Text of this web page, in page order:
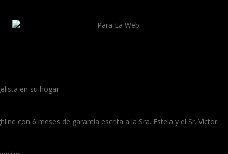
en su hogar
con 6 meses de garantía escrita a la Sra. Estela y el Sr. Víctor.